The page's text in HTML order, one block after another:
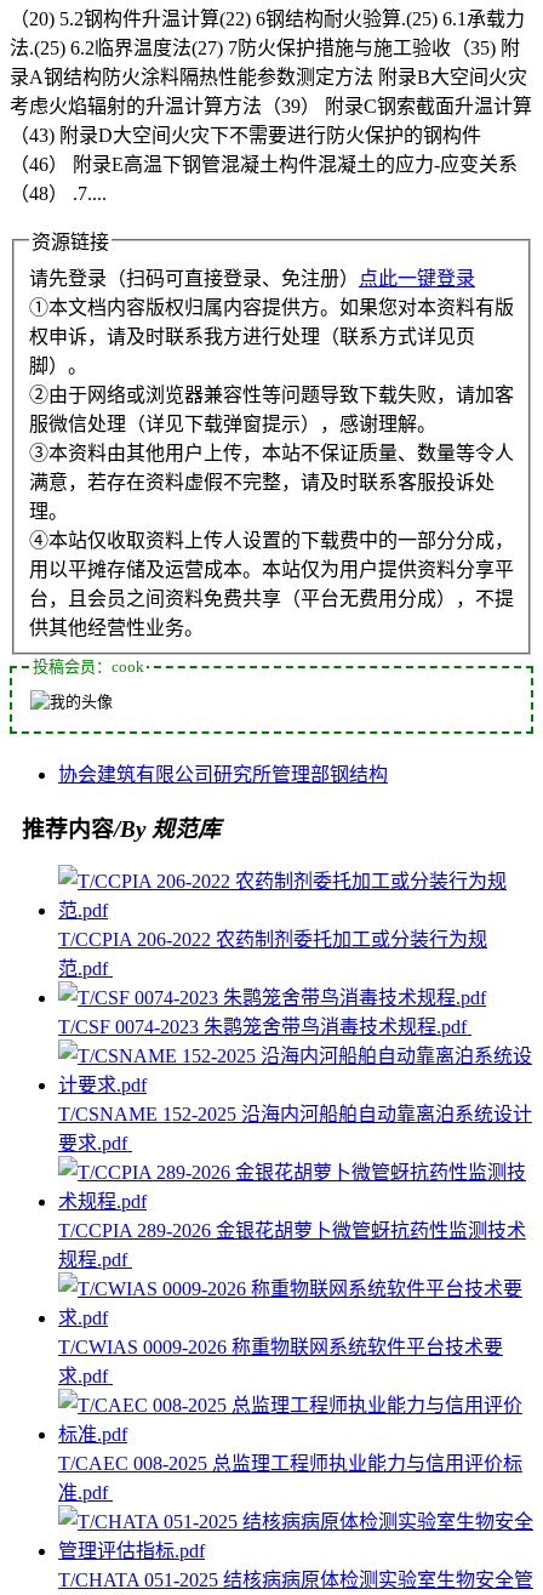
（20) 5.2钢构件升温计算(22) 6钢结构耐火验算.(25) 6.1承载力
法.(25) 6.2临界温度法(27) 7防火保护措施与施工验收（35) 附
录A钢结构防火涂料隔热性能参数测定方法 附录B大空间火灾
考虑火焰辐射的升温计算方法（39） 附录C钢索截面升温计算
（43) 附录D大空间火灾下不需要进行防火保护的钢构件
（46） 附录E高温下钢管混凝土构件混凝土的应力-应变关系
（48） .7....
资源链接
请先登录（扫码可直接登录、免注册）
点此一键登录
①本文档内容版权归属内容提供方。如果您对本资料有版
权申诉，请及时联系我方进行处理（联系方式详见页
脚）。
②由于网络或浏览器兼容性等问题导致下载失败，请加客
服微信处理（详见下载弹窗提示），感谢理解。
③本资料由其他用户上传，本站不保证质量、数量等令人
满意，若存在资料虚假不完整，请及时联系客服投诉处
理。
④本站仅收取资料上传人设置的下载费中的一部分分成，
用以平摊存储及运营成本。本站仅为用户提供资料分享平
台，且会员之间资料免费共享（平台无费用分成），不提
供其他经营性业务。
投稿会员：cook
协会建筑有限公司研究所管理部钢结构
推荐内容/By 规范库
T/CCPIA 206-2022 农药制剂委托加工或分装行为规
范.pdf
T/CSF 0074-2023 朱鹮笼舍带鸟消毒技术规程.pdf
T/CSNAME 152-2025 沿海内河船舶自动靠离泊系统设计
要求.pdf
T/CCPIA 289-2026 金银花胡萝卜微管蚜抗药性监测技术
规程.pdf
T/CWIAS 0009-2026 称重物联网系统软件平台技术要
求.pdf
T/CAEC 008-2025 总监理工程师执业能力与信用评价标
准.pdf
T/CHATA 051-2025 结核病病原体检测实验室生物安全管